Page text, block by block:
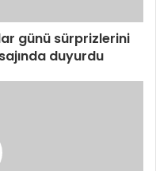
günü sürprizlerini
duyurdu